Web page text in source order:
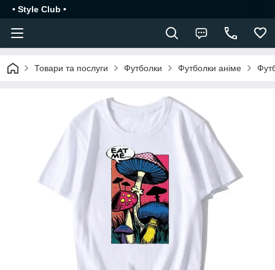
• Style Club •
Товари та послуги Футболки Футболки аніме